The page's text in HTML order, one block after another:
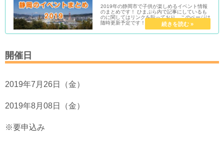
2019年の静岡市で子供が楽しめるイベント情報
のまとめです！ ひまぷら内で記事にしているも
のに関してはリンクを貼っており、このページは
随時更新予定です！
開催日
2019年7月26日（金）
2019年8月08日（金）
※要申込み